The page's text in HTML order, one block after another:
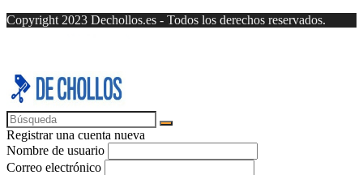
Copyright 2023 Dechollos.es - Todos los derechos reservados.
Registrar una cuenta nueva
Nombre de usuario
Correo electrónico